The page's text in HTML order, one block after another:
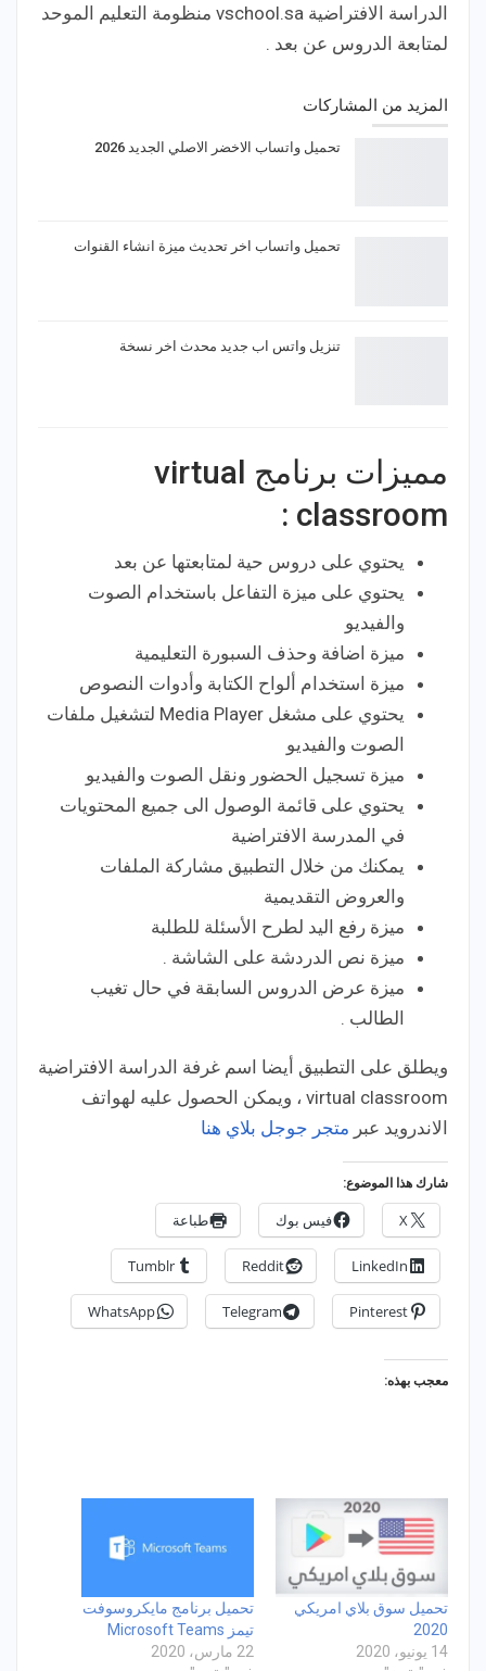
الدراسة الافتراضية vschool.sa منظومة التعليم الموحد
لمتابعة الدروس عن بعد .
المزيد من المشاركات
تحميل واتساب الاخضر الاصلي الجديد 2026
تحميل واتساب اخر تحديث ميزة انشاء القنوات
تنزيل واتس اب جديد محدث اخر نسخة
مميزات برنامج virtual
classroom :
يحتوي على دروس حية لمتابعتها عن بعد
يحتوي على ميزة التفاعل باستخدام الصوت
والفيديو
ميزة اضافة وحذف السبورة التعليمية
ميزة استخدام ألواح الكتابة وأدوات النصوص
يحتوي على مشغل Media Player لتشغيل ملفات
الصوت والفيديو
ميزة تسجيل الحضور ونقل الصوت والفيديو
يحتوي على قائمة الوصول الى جميع المحتويات
في المدرسة الافتراضية
يمكنك من خلال التطبيق مشاركة الملفات
والعروض التقديمية
ميزة رفع اليد لطرح الأسئلة للطلبة
ميزة نص الدردشة على الشاشة .
ميزة عرض الدروس السابقة في حال تغيب
الطالب .
ويطلق على التطبيق أيضا اسم غرفة الدراسة الافتراضية
virtual classroom ، ويمكن الحصول عليه لهواتف
الاندرويد عبر متجر جوجل بلاي هنا
شارك هذا الموضوع:
X فيس بوك طباعة
LinkedIn
Reddit
Tumblr
Pinterest
Telegram
WhatsApp
معجب بهذه:
تحميل سوق بلاي امريكي
2020
14 يونيو، 2020
تحميل برنامج مايكروسوفت
تيمز Microsoft Teams‏
22 مارس، 2020